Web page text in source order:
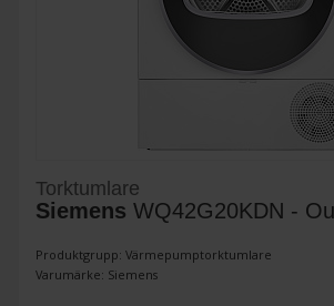
Torktumlare
Siemens WQ42G20KDN -
Produktgrupp: Värmepumptorktumlare
Varumärke: Siemens